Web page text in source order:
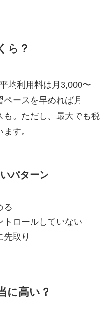
ら？
均利用料は月3,000〜
ースを早めれば月
も。ただし、最大でも税
す。
パターン
る
トロールしていない
先取り
に高い？